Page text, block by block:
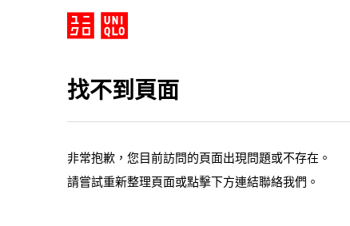
找不到頁面
非常抱歉，您目前訪問的頁面出現問題或不存在。
請嘗試重新整理頁面或點擊下方連結聯絡我們。